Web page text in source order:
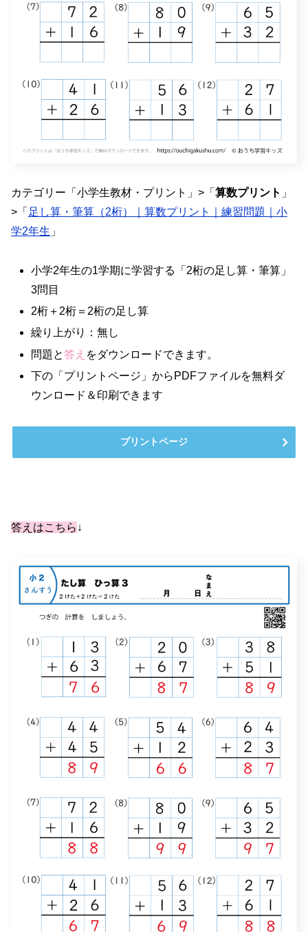
カテゴリー「小学生教材・プリント」>「 算数プリント 」
>「 足し算・筆算（2桁）｜算数プリント｜練習問題｜小
学2年生 」
小学2年生の1学期に学習する「2桁の足し算・筆算」
3問目
2桁＋2桁＝2桁の足し算
繰り上がり：無し
問題と答え をダウンロードできます。
下の「プリントページ」からPDFファイルを無料ダ
ウンロード＆印刷できます
プリントページ
答えはこちら ↓